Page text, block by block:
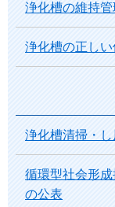
浄化槽の維持管
浄化槽の正し
浄化槽清掃・し
循環型社会形
の公表